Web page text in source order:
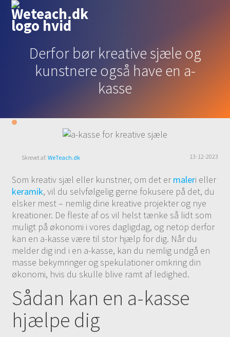
Derfor bør kreative sjæle og
kunstnere også have en a-
kasse
Skrevet af:WeTeach.dk 13-12-2023
Som kreativ sjæl eller kunstner, om det ermaleri eller
keramik, vil du selvfølgelig gerne fokusere på det, du
elsker mest – nemlig dine kreative projekter og nye
kreationer. De fleste af os vil helst tænke så lidt som
muligt på økonomi i vores dagligdag, og netop derfor
kan en a-kasse være til stor hjælp for dig. Når du
melder dig ind i en a-kasse, kan du nemlig undgå en
masse bekymringer og spekulationer omkring din
økonomi, hvis du skulle blive ramt af ledighed.
Sådan kan en a-kasse
hjælpe dig